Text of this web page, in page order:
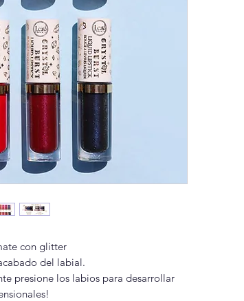
con glitter
del labial.
presione los labios para desarrollar